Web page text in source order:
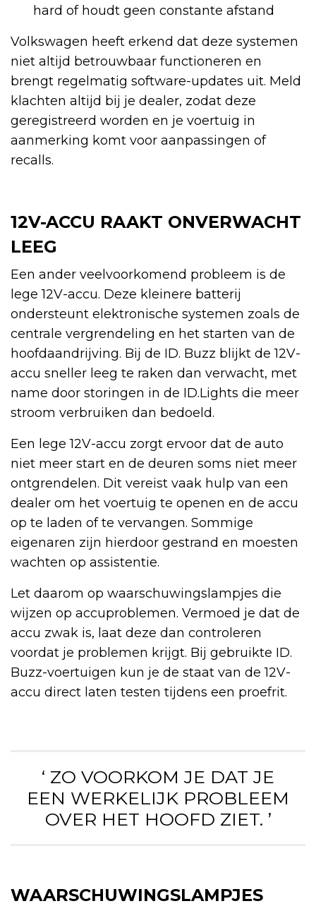
hard of houdt geen constante afstand
Volkswagen heeft erkend dat deze systemen
niet altijd betrouwbaar functioneren en
brengt regelmatig software-updates uit. Meld
klachten altijd bij je dealer, zodat deze
geregistreerd worden en je voertuig in
aanmerking komt voor aanpassingen of
recalls.
12V-ACCU RAAKT ONVERWACHT
LEEG
Een ander veelvoorkomend probleem is de
lege 12V-accu. Deze kleinere batterij
ondersteunt elektronische systemen zoals de
centrale vergrendeling en het starten van de
hoofdaandrijving. Bij de ID. Buzz blijkt de 12V-
accu sneller leeg te raken dan verwacht, met
name door storingen in de ID.Lights die meer
stroom verbruiken dan bedoeld.
Een lege 12V-accu zorgt ervoor dat de auto
niet meer start en de deuren soms niet meer
ontgrendelen. Dit vereist vaak hulp van een
dealer om het voertuig te openen en de accu
op te laden of te vervangen. Sommige
eigenaren zijn hierdoor gestrand en moesten
wachten op assistentie.
Let daarom op waarschuwingslampjes die
wijzen op accuproblemen. Vermoed je dat de
accu zwak is, laat deze dan controleren
voordat je problemen krijgt. Bij gebruikte ID.
Buzz-voertuigen kun je de staat van de 12V-
accu direct laten testen tijdens een proefrit.
‘ ZO VOORKOM JE DAT JE
EEN WERKELIJK PROBLEEM
OVER HET HOOFD ZIET. ’
WAARSCHUWINGSLAMPJES